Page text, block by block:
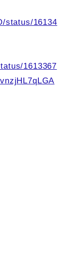
status/16134
1613367